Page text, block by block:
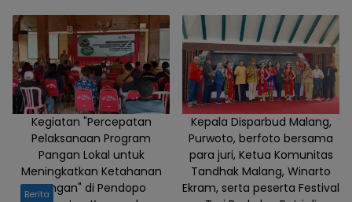
Kegiatan "Percepatan
Pelaksanaan Program
Pangan Lokal untuk
Meningkatkan Ketahanan
Pangan" di Pendopo
Berita
Kepala Disparbud Malang,
Purwoto, berfoto bersama
para juri, Ketua Komunitas
Tandhak Malang, Winarto
Ekram, serta peserta Festival